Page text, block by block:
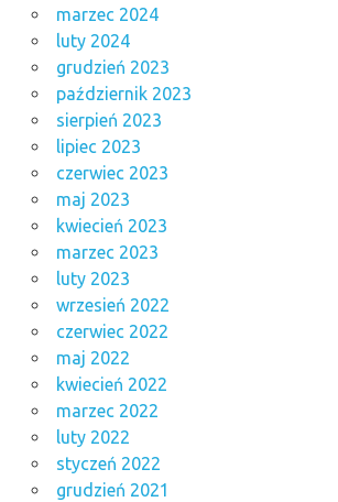
marzec 2024
luty 2024
grudzień 2023
październik 2023
sierpień 2023
lipiec 2023
czerwiec 2023
maj 2023
kwiecień 2023
marzec 2023
luty 2023
wrzesień 2022
czerwiec 2022
maj 2022
kwiecień 2022
marzec 2022
luty 2022
styczeń 2022
grudzień 2021